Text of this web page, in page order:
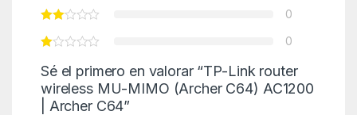
0
0
Sé el primero en valorar “TP-Link router
wireless MU-MIMO (Archer C64) AC1200
| Archer C64”